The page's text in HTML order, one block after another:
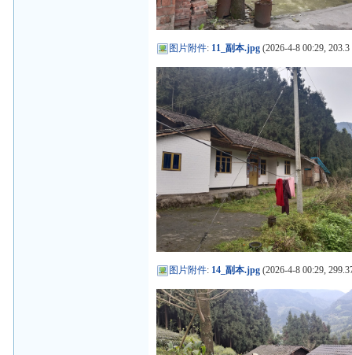
图片附件: 11_副本.jpg (2026-4-8 00:29,
图片附件: 14_副本.jpg (2026-4-8 00:29,